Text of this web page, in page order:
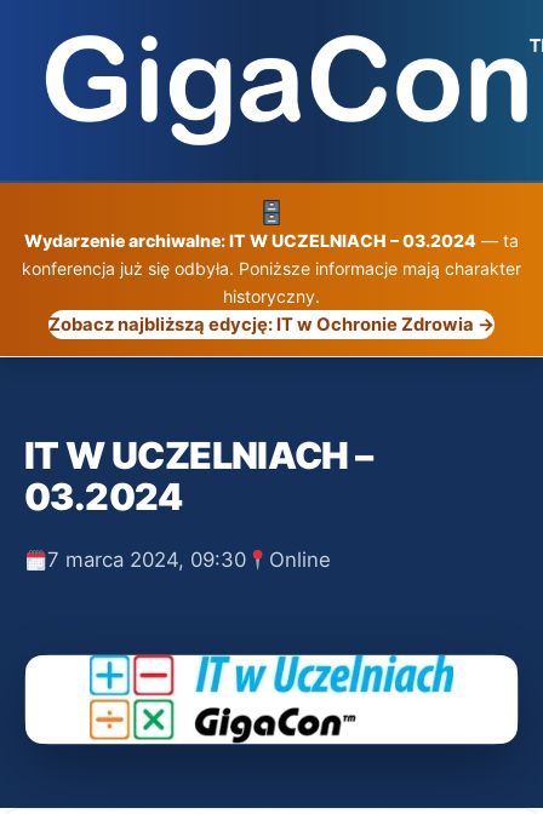
treści
Wydarzenie archiwalne: IT W UCZELNIACH – 03.2024 — ta
konferencja już się odbyła. Poniższe informacje mają charakter
historyczny.
Zobacz najbliższą edycję: IT w Ochronie Zdrowia →
IT W UCZELNIACH –
03.2024
7 marca 2024, 09:30 Online